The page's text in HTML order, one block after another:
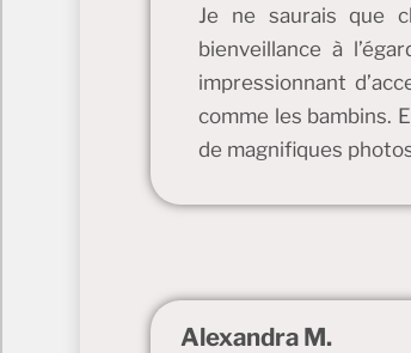
Je ne saurais que
bienveillance à
impressionnant
comme les bambins.
de magnifiques
Alexandra M.